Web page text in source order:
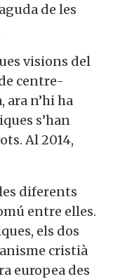
de les
visions del
centre-
ara n’hi ha
s’han
Al 2014,
diferents
entre elles.
els dos
cristià
europea des